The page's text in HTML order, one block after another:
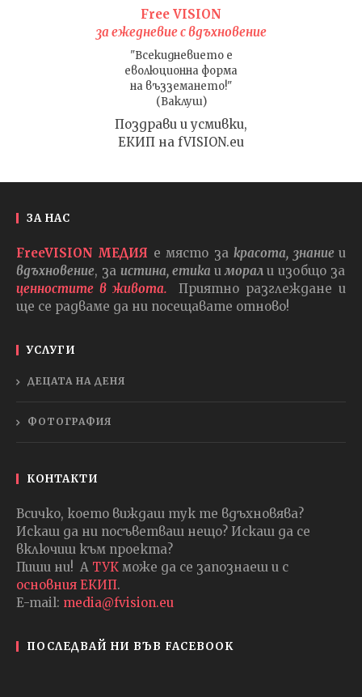
Free VISION
за ежедневие с вдъхновение
"Всекидневието е
еволюционна форма
на възземането!"
(Ваклуш)
Поздрави и усмивки,
ЕКИП на fVISION.eu
ЗА НАС
FreeVISION МЕДИЯ е място закрасота, знаниеи
вдъхновение, за истина, етика и морали изобщо за
ценностите в живота.
Приятно разглеждане и
ще се радваме да ни посещавате отново!
УСЛУГИ
ДЕЦАТА НА ДЕНЯ
ФОТОГРАФИЯ
КОНТАКТИ
Всичко, което виждаш тук те вдъхновява?
Искаш да ни посъветваш нещо? Искаш да се
включиш към проекта?
Пиши ни! А ТУК може да се запознаеш и с
основния ЕКИП.
E-mail: media@fvision.eu
ПОСЛЕДВАЙ НИ ВЪВ FACEBOOK